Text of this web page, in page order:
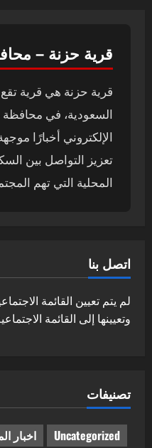
قرية حزنة –
قرية حزنة هي قرية
السعودية، في
الإلكتروني أخبارًا
تعزيز التواصل بين
المحلية التي تهم
اتصل بنا
لم يتم تعيين القائمة
وتعيينها إلى القائمة
تصنيفات
Uncategorized اخبار